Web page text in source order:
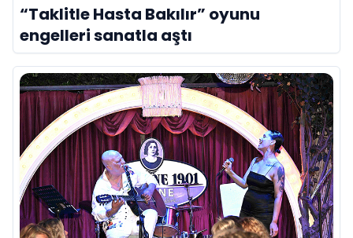
“Taklitle Hasta Bakılır” oyunu
engelleri sanatla aştı